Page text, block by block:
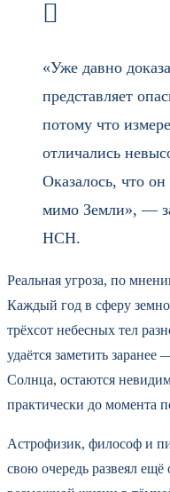
«Уже давно
представляет
потому что
отличались
Оказалось, что он
мимо Земли», —
НСН.
Реальная угроза, по
Каждый год в сферу
трёхсот небесных тел
удаётся заметить
Солнца, остаются
практически до момента
Астрофизик, философ и
свою очередь развеял